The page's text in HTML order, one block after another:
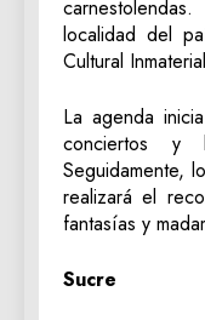
localidad del
Cultural
La agenda
conciertos y
Seguidamente,
realizará el
fantasías y
Sucre